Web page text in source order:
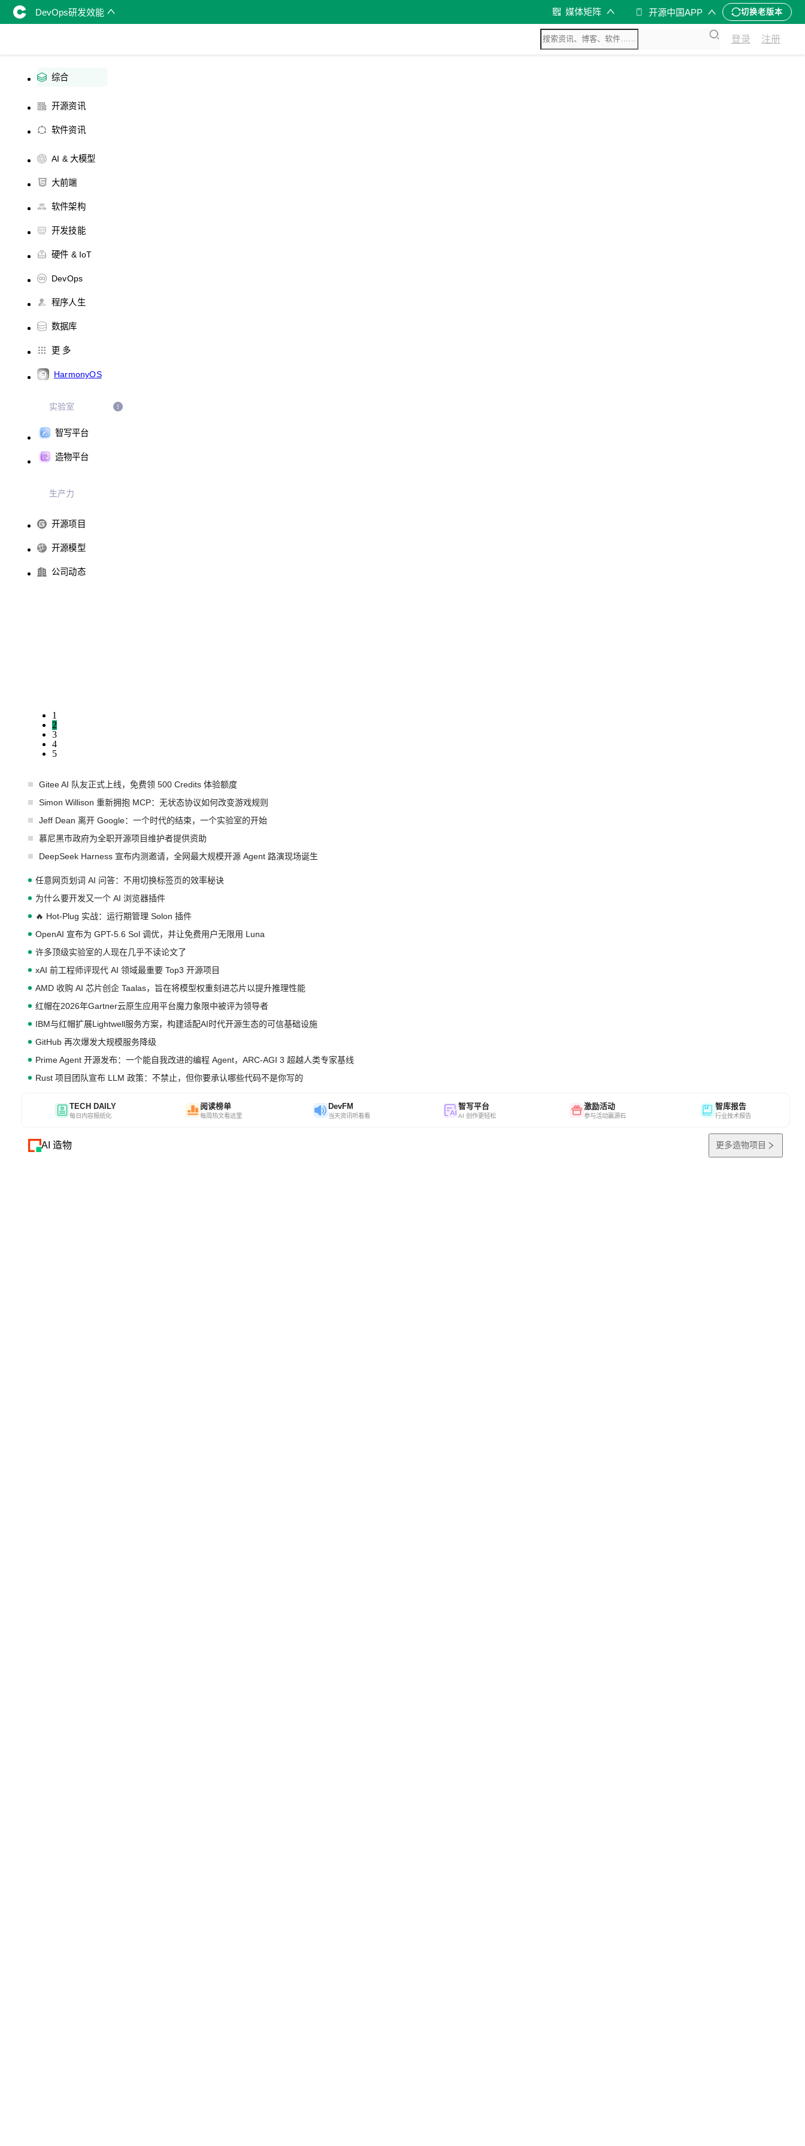
DevOps研发效能 媒体矩阵 开源中国APP 切换老版本
登录 注册
综合
开源资讯
软件资讯
AI & 大模型
大前端
软件架构
开发技能
硬件 & IoT
DevOps
程序人生
数据库
更 多
HarmonyOS
实验室
智写平台
造物平台
生产力
开源项目
开源模型
公司动态
1
2
3
4
5
Gitee AI 队友正式上线，免费领 500 Credits 体验额度
Simon Willison 重新拥抱 MCP：无状态协议如何改变游戏规则
Jeff Dean 离开 Google：一个时代的结束，一个实验室的开始
慕尼黑市政府为全职开源项目维护者提供资助
DeepSeek Harness 宣布内测邀请，全网最大规模开源 Agent 路演现场诞生
任意网页划词 AI 问答：不用切换标签页的效率秘诀
为什么要开发又一个 AI 浏览器插件
🔥 Hot-Plug 实战：运行期管理 Solon 插件
OpenAI 宣布为 GPT-5.6 Sol 调优，并让免费用户无限用 Luna
许多顶级实验室的人现在几乎不读论文了
xAI 前工程师评现代 AI 领域最重要 Top3 开源项目
AMD 收购 AI 芯片创企 Taalas，旨在将模型权重刻进芯片以提升推理性能
红帽在2026年Gartner云原生应用平台魔力象限中被评为领导者
IBM与红帽扩展Lightwell服务方案，构建适配AI时代开源生态的可信基础设施
GitHub 再次爆发大规模服务降级
Prime Agent 开源发布：一个能自我改进的编程 Agent，ARC-AGI 3 超越人类专家基线
Rust 项目团队宣布 LLM 政策：不禁止，但你要承认哪些代码不是你写的
TECH DAILY
每日内容报纸化
阅读榜单
每周热文看这里
DevFM
当天资讯听着看
智写平台
AI 创作更轻松
激励活动
参与活动赢源石
智库报告
行业技术报告
AI 造物 更多造物项目